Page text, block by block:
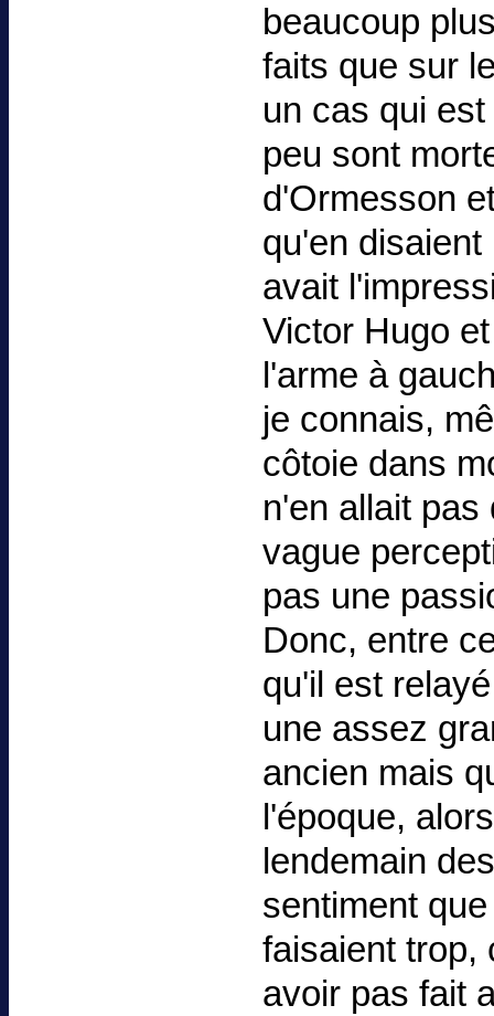
beaucoup
faits que sur
un cas qui
peu sont
d'Ormesson
qu'en
avait
Victor Hugo
l'arme à
je connais,
côtoie dans
n'en allait pas
vague
pas une
Donc, entre
qu'il est
une assez
ancien mais
l'époque,
lendemain
sentiment
faisaient trop,
avoir pas fait